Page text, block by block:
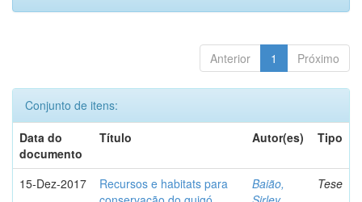
Anterior 1 Próximo
Conjunto de itens:
Data do
documento
Título Autor(es) Tipo
15-Dez-2017
Recursos e habitats para
Baião,
Tese